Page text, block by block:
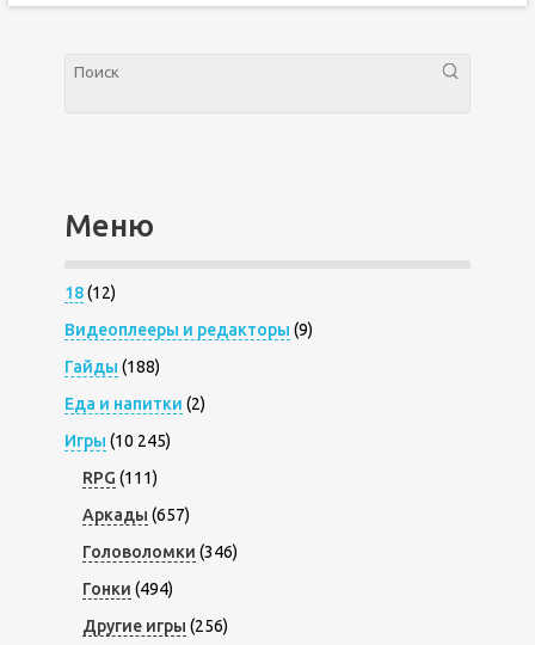
Меню
18(12)
Видеоплееры и редакторы (9)
Гайды (188)
Еда и напитки (2)
Игры (10 245)
RPG (111)
Аркады (657)
Головоломки (346)
Гонки (494)
Другие игры (256)